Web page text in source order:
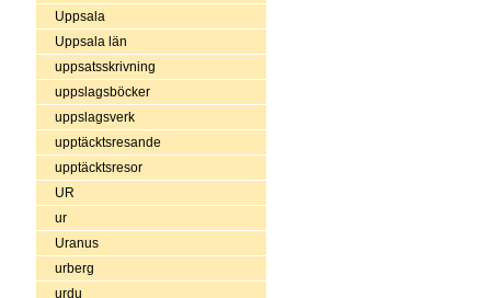
Uppsala
Uppsala län
uppsatsskrivning
uppslagsböcker
uppslagsverk
upptäcktsresande
upptäcktsresor
UR
ur
Uranus
urberg
urdu